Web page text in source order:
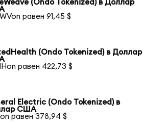
(Ondo Tokenized) в Доллар
равен 91,45 $
(Ondo Tokenized) в Доллар
равен 422,73 $
Electric (Ondo Tokenized) в
США
равен 378,94 $